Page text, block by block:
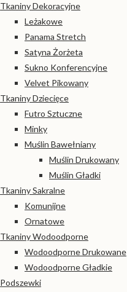
Tkaniny Dekoracyjne
Leżakowe
Panama Stretch
Satyna Żorżeta
Sukno Konferencyjne
Velvet Pikowany
Tkaniny Dziecięce
Futro Sztuczne
Minky
Muślin Bawełniany
Muślin Drukowany
Muślin Gładki
Tkaniny Sakralne
Komunijne
Ornatowe
Tkaniny Wodoodporne
Wodoodporne Drukowane
Wodoodporne Gładkie
Podszewki